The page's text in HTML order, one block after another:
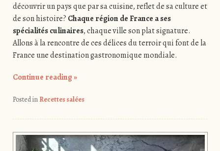
découvrir un pays que par sa cuisine, reflet de sa culture et
de son histoire? Chaque région de France a ses
spécialités culinaires, chaque ville son plat signature.
Allons à la rencontre de ces délices du terroir qui font de la
France une destination gastronomique mondiale.
Continue reading»
Posted in Recettes salées